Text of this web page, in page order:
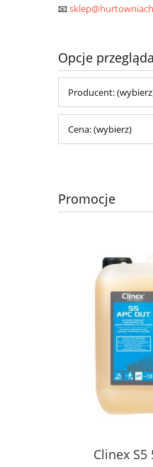
📧
Opcje
Producent:
Cena: (wybierz)
Promocje
Clinex S5